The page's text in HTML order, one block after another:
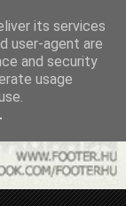
its services
user-agent are
and security
usage